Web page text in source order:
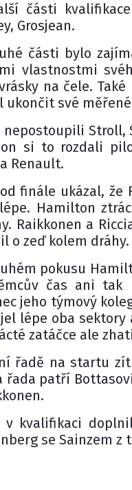
části
Grosjean.
části bylo
vlastnostmi
na čele.
ukončit své
nepostoupili Stroll,
si to rozdali
Renault.
finále ukázal,
Hamilton
Raikkonen a
o zeď kolem dráhy.
pokusu
čas ani tak
jeho týmový
lépe oba
zatáčce ale
řadě na startu
řada patří
v kvalifikaci
se Sainzem z